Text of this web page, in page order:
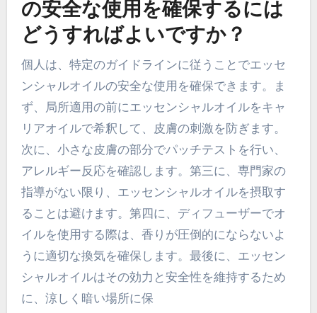
の安全な使用を確保するには
どうすればよいですか？
個人は、特定のガイドラインに従うことでエッセ
ンシャルオイルの安全な使用を確保できます。ま
ず、局所適用の前にエッセンシャルオイルをキャ
リアオイルで希釈して、皮膚の刺激を防ぎます。
次に、小さな皮膚の部分でパッチテストを行い、
アレルギー反応を確認します。第三に、専門家の
指導がない限り、エッセンシャルオイルを摂取す
ることは避けます。第四に、ディフューザーでオ
イルを使用する際は、香りが圧倒的にならないよ
うに適切な換気を確保します。最後に、エッセン
シャルオイルはその効力と安全性を維持するため
に、涼しく暗い場所に保